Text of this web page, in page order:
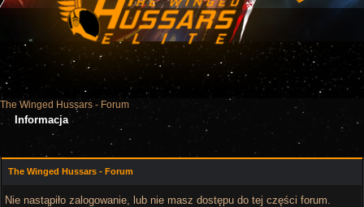
The Winged Hussars - Forum
Informacja
The Winged Hussars - Forum
Nie nastąpiło zalogowanie, lub nie masz dostępu do tej części forum.